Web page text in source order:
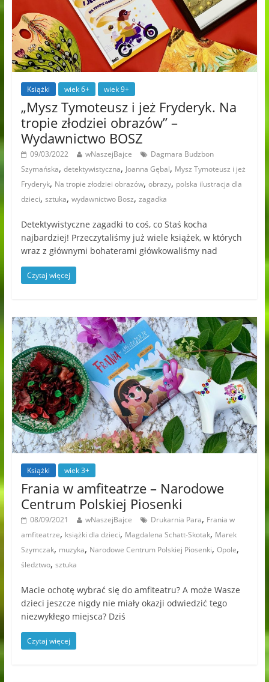
Książki wiek 6+ wiek 9+
„Mysz Tymoteusz i jeż Fryderyk. Na
tropie złodziei obrazów” –
Wydawnictwo BOSZ
09/03/2022 wNaszejBajce
Dagmara Budzbon
Szymańska, detektywistyczna, Joanna Gębal, Mysz Tymoteusz i jeż
Fryderyk, Na tropie złodziei obrazów, obrazy, polska ilustracja dla
dzieci, sztuka, wydawnictwo Bosz, zagadka
Detektywistyczne zagadki to coś, co Staś kocha
najbardziej! Przeczytaliśmy już wiele książek, w których
wraz z głównymi bohaterami główkowaliśmy nad
Czytaj więcej
Książki wiek 3+
Frania w amfiteatrze – Narodowe
Centrum Polskiej Piosenki
08/09/2021 wNaszejBajce Drukarnia Para, Frania w
amfiteatrze, książki dla dzieci, Magdalena Schatt-Skotak, Marek
Szymczak, muzyka, Narodowe Centrum Polskiej Piosenki, Opole,
śledztwo, sztuka
Macie ochotę wybrać się do amfiteatru? A może Wasze
dzieci jeszcze nigdy nie miały okazji odwiedzić tego
niezwykłego miejsca? Dziś
Czytaj więcej